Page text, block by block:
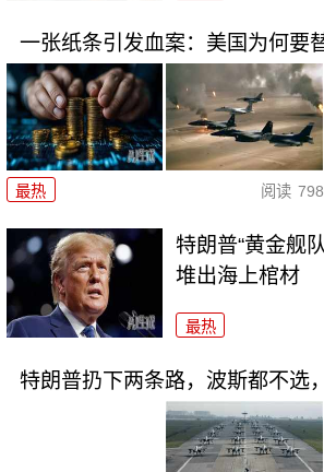
一张纸条引发血案：美国为何要替
最热 阅读 798
特朗普“黄金舰
堆出海上棺材
最热
特朗普扔下两条路，波斯都不选